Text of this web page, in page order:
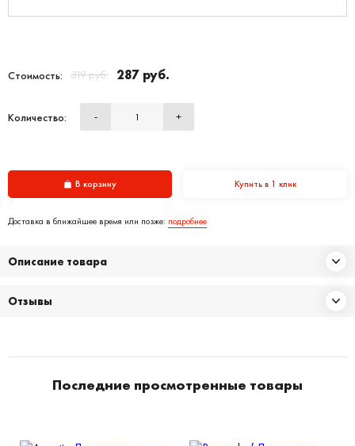
Стоимость: 319 руб. 287 руб.
Количество: - +
В корзину Купить в 1 клик
Доставка в ближайшее время или позже: подробнее
Описание товара
Отзывы
Последние просмотренные товары